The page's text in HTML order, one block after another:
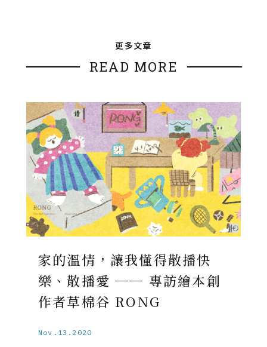
更多文章
READ MORE
家的溫情，讓我懂得散播快
樂、散播愛 ── 專訪繪本創
作者草棉谷 RONG
Nov.13.2020